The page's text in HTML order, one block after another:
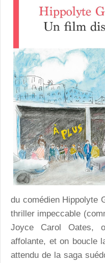
du comédien Hippolyte
thriller impeccable
Joyce Carol Oates,
affolante, et on boucle
attendu de la saga